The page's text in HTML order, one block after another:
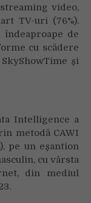
video,
TV-uri (76%).
de
cu scădere
și
Intelligence a
metodă CAWI
pe un eșantion
cu vârsta
din mediul